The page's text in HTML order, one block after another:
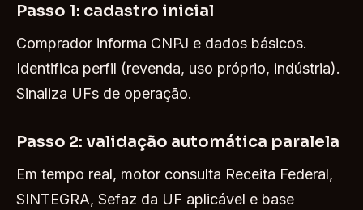
Passo 1: cadastro inicial
Comprador informa CNPJ e dados básicos.
Identifica perfil (revenda, uso próprio, indústria).
Sinaliza UFs de operação.
Passo 2: validação automática paralela
Em tempo real, motor consulta Receita Federal,
SINTEGRA, Sefaz da UF aplicável e base